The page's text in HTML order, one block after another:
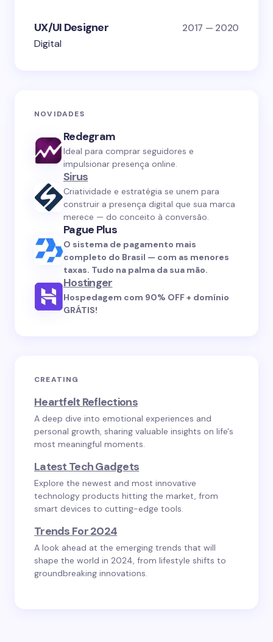
UX/UI Designer 2017 — 2020
Digital
NOVIDADES
Redegram
Ideal para comprar seguidores e
impulsionar presença online.
Sirus
Criatividade e estratégia se unem para
construir a presença digital que sua marca
merece — do conceito à conversão.
Pague Plus
O sistema de pagamento mais
completo do Brasil — com as menores
taxas. Tudo na palma da sua mão.
Hostinger
Hospedagem com 90% OFF + domínio
GRÁTIS!
CREATING
Heartfelt Reflections
A deep dive into emotional experiences and
personal growth, sharing valuable insights on life's
most meaningful moments.
Latest Tech Gadgets
Explore the newest and most innovative
technology products hitting the market, from
smart devices to cutting-edge tools.
Trends For 2024
A look ahead at the emerging trends that will
shape the world in 2024, from lifestyle shifts to
groundbreaking innovations.